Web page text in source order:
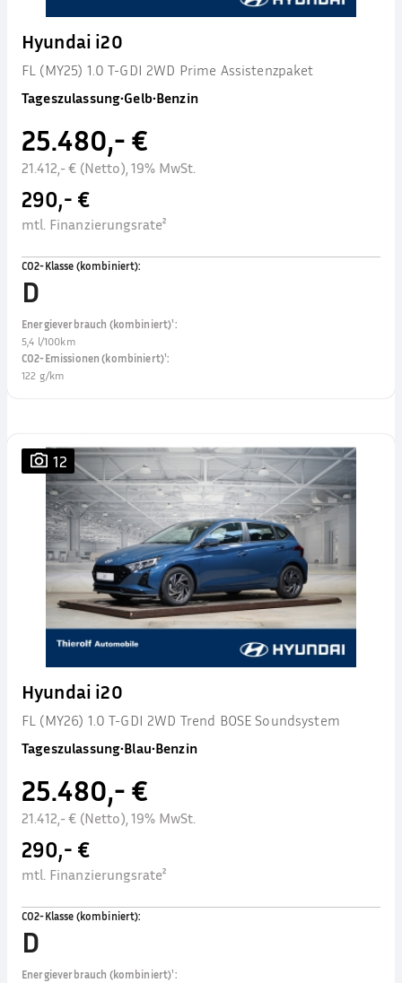
Hyundai i20
FL (MY25) 1.0 T-GDI 2WD Prime Assistenzpaket
Tageszulassung•Gelb•Benzin
25.480,- €
21.412,- € (Netto), 19% MwSt.
290,- €
mtl. Finanzierungsrate²
CO2-Klasse (kombiniert):
D
Energieverbrauch (kombiniert)¹:
5,4 l/100km
CO2-Emissionen (kombiniert)¹:
122 g/km
12
Hyundai i20
FL (MY26) 1.0 T-GDI 2WD Trend BOSE Soundsystem
Tageszulassung•Blau•Benzin
25.480,- €
21.412,- € (Netto), 19% MwSt.
290,- €
mtl. Finanzierungsrate²
CO2-Klasse (kombiniert):
D
Energieverbrauch (kombiniert)¹: